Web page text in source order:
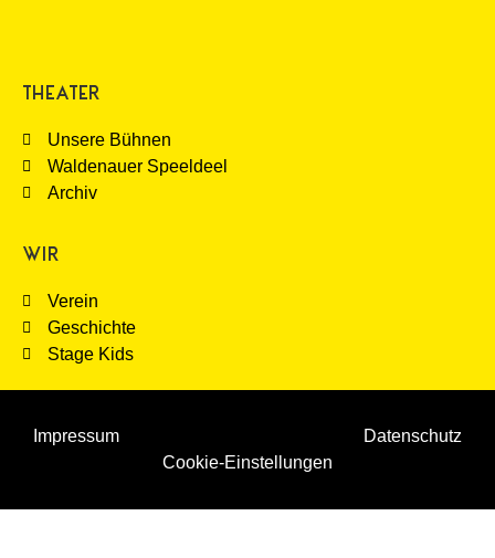
THEATER
Unsere Bühnen
Waldenauer Speeldeel
Archiv
WIR
Verein
Geschichte
Stage Kids
Impressum
Datenschutz
Cookie-Einstellungen